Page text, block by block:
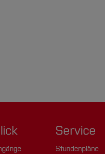
Service
Stundenpläne